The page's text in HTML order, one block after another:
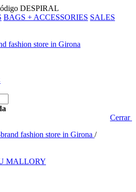
DESPIRAL
BAGS + ACCESSORIES SALES
Cerrar
fashion store in Girona /
MALLORY